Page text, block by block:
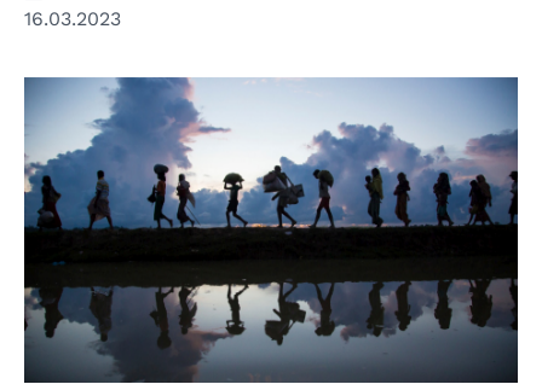
16.03.2023